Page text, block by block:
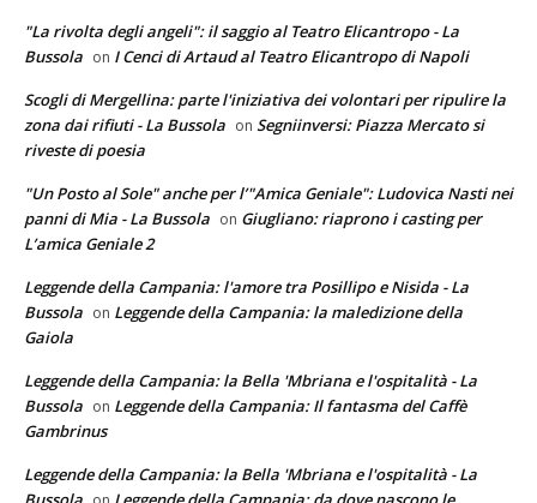
"La rivolta degli angeli": il saggio al Teatro Elicantropo - La
Bussola on I Cenci di Artaud al Teatro Elicantropo di Napoli
Scogli di Mergellina: parte l'iniziativa dei volontari per ripulire la
zona dai rifiuti - La Bussola on Segniinversi: Piazza Mercato si
riveste di poesia
"Un Posto al Sole" anche per l’"Amica Geniale": Ludovica Nasti nei
panni di Mia - La Bussola on Giugliano: riaprono i casting per
L’amica Geniale 2
Leggende della Campania: l'amore tra Posillipo e Nisida - La
Bussola on Leggende della Campania: la maledizione della
Gaiola
Leggende della Campania: la Bella 'Mbriana e l'ospitalità - La
Bussola on Leggende della Campania: Il fantasma del Caffè
Gambrinus
Leggende della Campania: la Bella 'Mbriana e l'ospitalità - La